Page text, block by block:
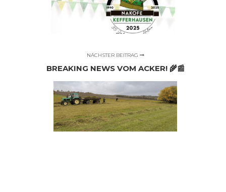
NÄCHSTER BEITRAG
BREAKING NEWS VOM ACKER! 🌾📰